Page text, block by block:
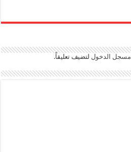
مسجل الدخوللتضيف تعليقاً.